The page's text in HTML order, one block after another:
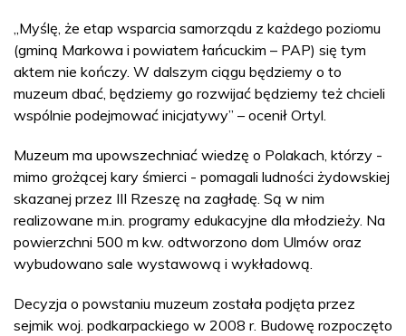
„Myślę, że etap wsparcia samorządu z każdego poziomu
(gminą Markowa i powiatem łańcuckim – PAP) się tym
aktem nie kończy. W dalszym ciągu będziemy o to
muzeum dbać, będziemy go rozwijać będziemy też chcieli
wspólnie podejmować inicjatywy” – ocenił Ortyl.
Muzeum ma upowszechniać wiedzę o Polakach, którzy -
mimo grożącej kary śmierci - pomagali ludności żydowskiej
skazanej przez III Rzeszę na zagładę. Są w nim
realizowane m.in. programy edukacyjne dla młodzieży. Na
powierzchni 500 m kw. odtworzono dom Ulmów oraz
wybudowano sale wystawową i wykładową.
Decyzja o powstaniu muzeum została podjęta przez
sejmik woj. podkarpackiego w 2008 r. Budowę rozpoczęto